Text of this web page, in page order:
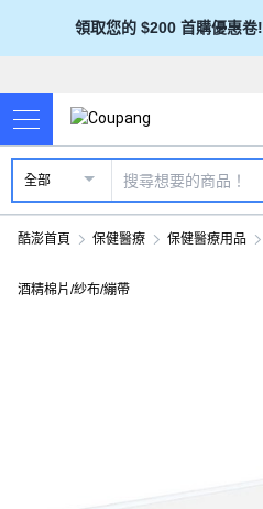
領取您的 $200 首購優惠卷!
全部
酷澎首頁 保健醫療 保健醫療用品
酒精棉片/紗布/繃帶